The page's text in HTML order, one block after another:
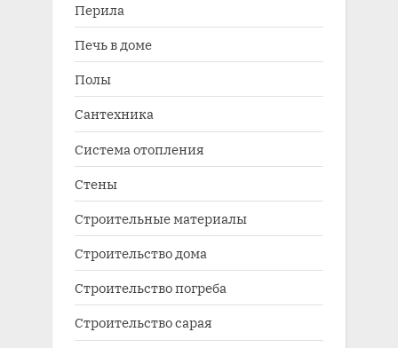
Перила
Печь в доме
Полы
Сантехника
Система отопления
Стены
Строительные материалы
Строительство дома
Строительство погреба
Строительство сарая